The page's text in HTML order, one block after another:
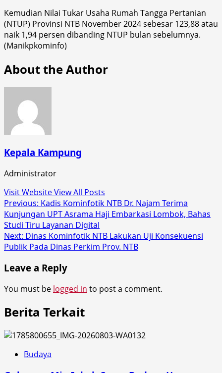
Kemudian Nilai Tukar Usaha Rumah Tangga Pertanian
(NTUP) Provinsi NTB November 2024 sebesar 123,88 atau
naik 1,94 persen dibanding NTUP bulan sebelumnya.
(Manikpkominfo)
About the Author
Kepala Kampung
Administrator
Visit WebsiteView All Posts
Post
navigation
Previous: Kadis Kominfotik NTB Dr. Najam Terima
Kunjungan UPT Asrama Haji Embarkasi Lombok, Bahas
Studi Tiru Layanan Digital
Next: Dinas Kominfotik NTB Lakukan Uji Konsekuensi
Publik Pada Dinas Perkim Prov. NTB
Leave a Reply
You must be logged in to post a comment.
Berita Terkait
Budaya